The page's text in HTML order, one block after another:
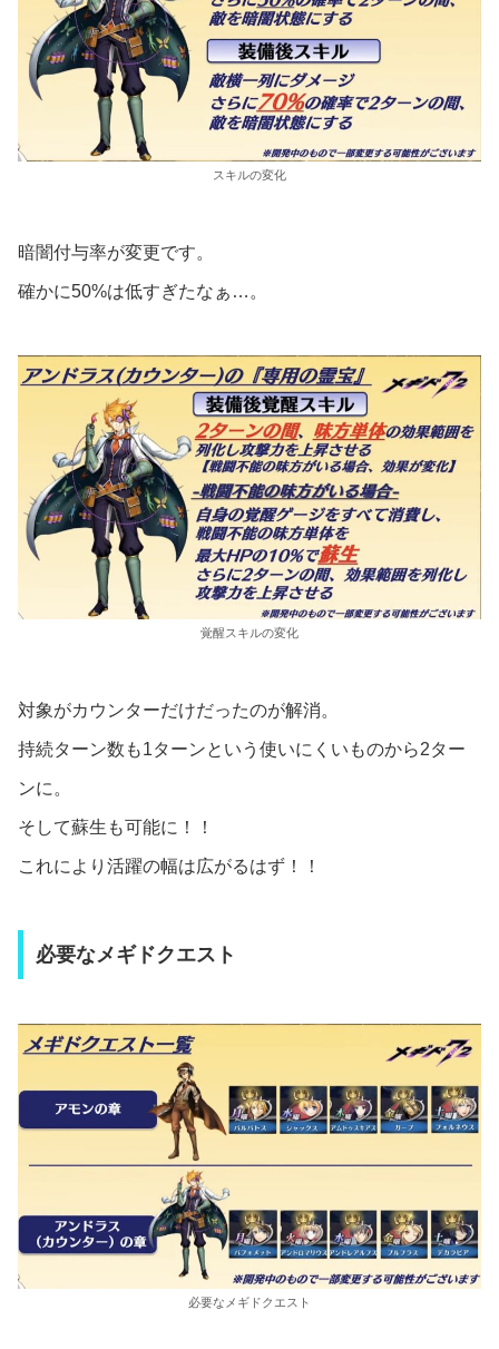
スキルの変化
暗闇付与率が変更です。
確かに50%は低すぎたなぁ…。
覚醒スキルの変化
対象がカウンターだけだったのが解消。
持続ターン数も1ターンという使いにくいものから2ター
ンに。
そして蘇生も可能に！！
これにより活躍の幅は広がるはず！！
必要なメギドクエスト
必要なメギドクエスト